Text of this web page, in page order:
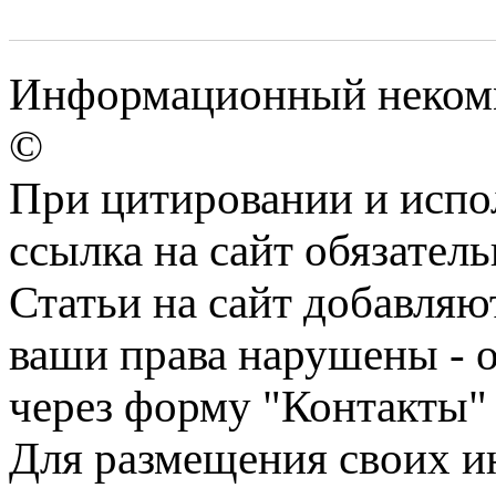
Информационный
©
При цитировании и
ссылка на сайт
Статьи на сайт
ваши права нарушены -
через форму "Контакты"
Для размещения своих